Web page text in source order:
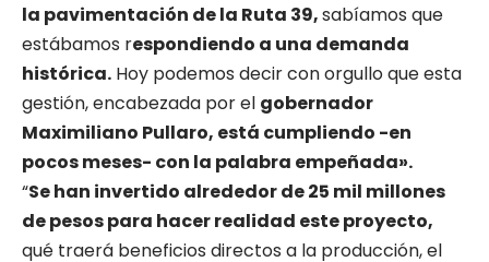
la pavimentación de la Ruta 39,sabíamos que
estábamos respondiendo a una demanda
histórica. Hoy podemos decir con orgullo que esta
gestión, encabezada por el gobernador
Maximiliano Pullaro, está cumpliendo -en
pocos meses- con la palabra empeñada».
“Se han invertido alrededor de 25 mil millones
de pesos para hacer realidad este proyecto,
qué traerá beneficios directos a la producción, el